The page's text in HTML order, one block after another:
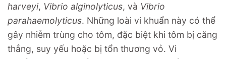
harveyi, Vibrio alginolyticus, và Vibrio
parahaemolyticus. Những loài vi khuẩn này có thể
gây nhiễm trùng cho tôm, đặc biệt khi tôm bị căng
thẳng, suy yếu hoặc bị tổn thương vỏ. Vi